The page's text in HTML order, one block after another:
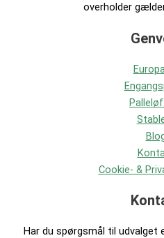
overholder
Cookie- &
Har du spørgsmål til udvalget